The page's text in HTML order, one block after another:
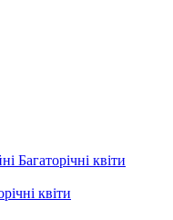
Багаторічні квіти
квіти